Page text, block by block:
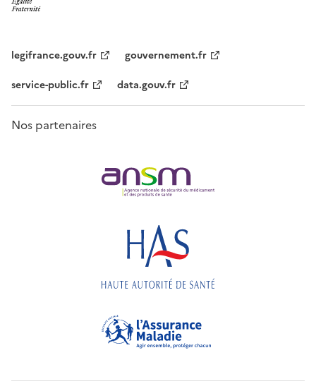
legifrance.gouv.fr
gouvernement.fr
service-public.fr
data.gouv.fr
Nos partenaires